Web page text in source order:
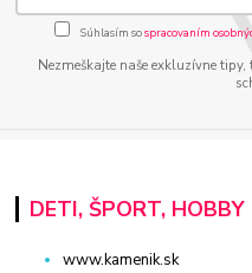
Súhlasím sospracovaním
Nezmeškajte naše exkluzívne
DETI, ŠPORT, HOBBY
www.kamenik.sk